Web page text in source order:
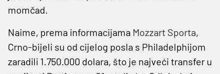
momčad.
Naime, prema informacijama Mozzart Sporta,
Crno-bijeli su od cijelog posla s Philadelphijom
zaradili 1.750.000 dolara, što je najveći transfer u